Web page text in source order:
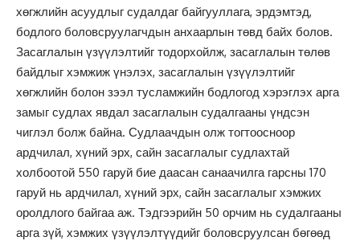
хөгжлийн асуудлыг судалдаг байгууллага, эрдэмтэд,
бодлого боловсруулагчдын анхаарлын төвд байх болов.
Засаглалын үзүүлэлтийг тодорхойлж, засаглалын төлөв
байдлыг хэмжиж үнэлэх, засаглалын үзүүлэлтийг
хөгжлийн болон зээл тусламжийн бодлогод хэрэглэх арга
замыг судлах явдал засаглалын судалгааны үндсэн
чиглэл болж байна. Судлаачдын олж тогтоосноор
ардчилал, хүний эрх, сайн засаглалыг судлахтай
холбоотой 550 гаруй бие даасан санаачилга гарсны 170
гаруй нь ардчилал, хүний эрх, сайн засаглалыг хэмжих
оролдлого байгаа аж. Тэдгээрийн 50 орчим нь судалгааны
арга зүй, хэмжих үзүүлэлтүүдийг боловсруулсан бөгөөд